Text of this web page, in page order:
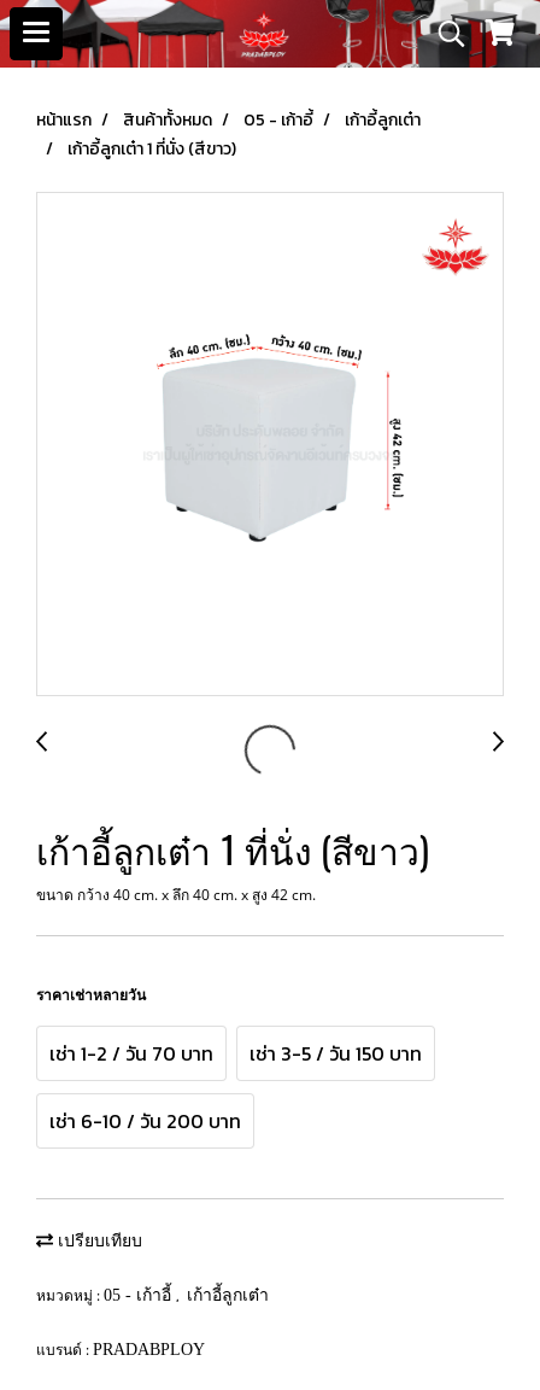
หน้าแรก สินค้าทั้งหมด 05 - เก้าอี้
เก้าอี้ลูกเต๋า
เก้าอี้ลูกเต๋า 1 ที่นั่ง (สีขาว)
เก้าอี้ลูกเต๋า 1 ที่นั่ง (สีขาว)
ขนาด กว้าง 40 cm. x ลึก 40 cm. x สูง 42 cm.
ราคาเช่าหลายวัน
เช่า 1-2 / วัน 70 บาท เช่า 3-5 / วัน 150 บาท
เช่า 6-10 / วัน 200 บาท
เปรียบเทียบ
หมวดหมู่ : 05 - เก้าอี้ , เก้าอี้ลูกเต๋า
แบรนด์ : PRADABPLOY